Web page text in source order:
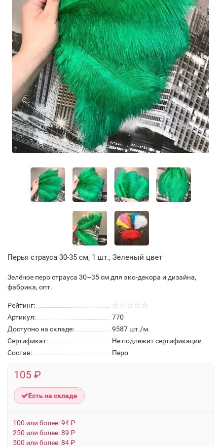
Перья страуса 30-35 см, 1 шт., Зеленый цвет
Зелёное перо страуса 30–35 см для эко-декора и дизайна,
фабрика, опт.
Рейтинг:
Артикул:
770
Доступно на складе:
9587 шт./м.
Сертификат:
Не подлежит сертификации
Состав:
Перо
105 ₽
Есть на складе
100 или более: 94 ₽
250 или более: 89 ₽
500 или более: 84 ₽